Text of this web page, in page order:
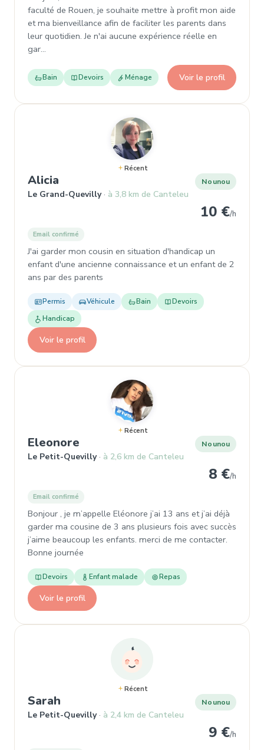
faculté de Rouen, je souhaite mettre à profit mon aide
et ma bienveillance afin de faciliter les parents dans
leur quotidien. Je n'ai aucune expérience réelle en
gar…
Bain Devoirs Ménage Voir le profil
Récent
Alicia , Nounou à Le Grand-Quevilly
Le Grand-Quevilly à 3,8 km de Canteleu
Nounou
10 €/h
Email confirmé
J'ai garder mon cousin en situation d'handicap un
enfant d'une ancienne connaissance et un enfant de 2
ans par des parents
Permis Véhicule Bain
Devoirs
Handicap
Voir le profil
Récent
Eleonore , Nounou à Le Petit-Quevilly
Le Petit-Quevilly à 2,6 km de Canteleu
Nounou
8 €/h
Email confirmé
Bonjour , je m’appelle Eléonore j’ai 13 ans et j’ai déjà
garder ma cousine de 3 ans plusieurs fois avec succès
j’aime beaucoup les enfants. merci de me contacter.
Bonne journée
Devoirs Enfant malade Repas
Voir le profil
Récent
Sarah , Nounou à Le Petit-Quevilly
Le Petit-Quevilly à 2,4 km de Canteleu
Nounou
9 €/h